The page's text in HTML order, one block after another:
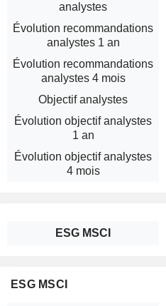
analystes
Évolution recommandations
analystes 1 an
Évolution recommandations
analystes 4 mois
Objectif analystes
Évolution objectif analystes
1 an
Évolution objectif analystes
4 mois
ESG MSCI
ESG MSCI